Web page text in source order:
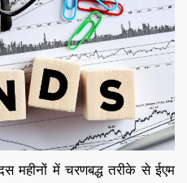
महीनों में चरणबद्ध तरीके से ईएम